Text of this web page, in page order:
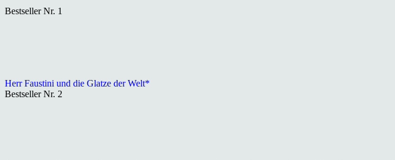
Bestseller Nr. 1
Herr Faustini und die Glatze der Welt*
Bestseller Nr. 2